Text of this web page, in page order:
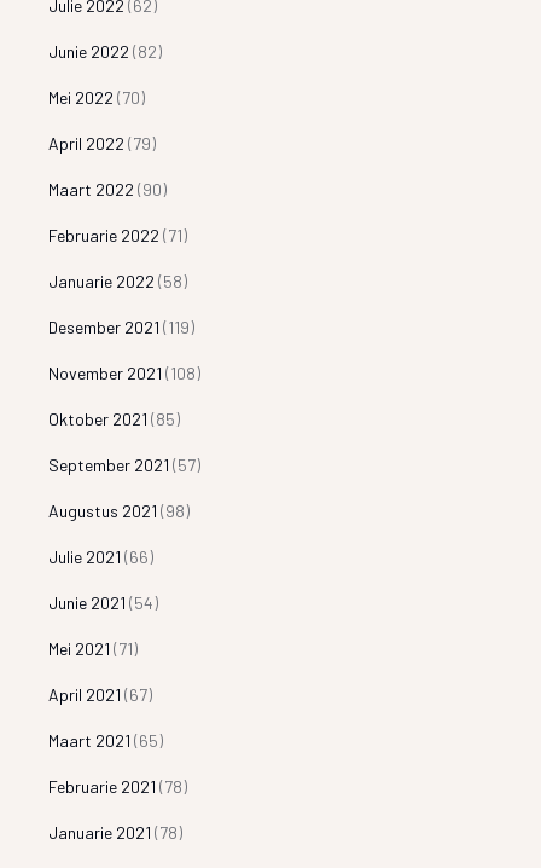
Julie 2022 (62)
Junie 2022 (82)
Mei 2022 (70)
April 2022 (79)
Maart 2022 (90)
Februarie 2022 (71)
Januarie 2022 (58)
Desember 2021 (119)
November 2021 (108)
Oktober 2021 (85)
September 2021 (57)
Augustus 2021 (98)
Julie 2021 (66)
Junie 2021 (54)
Mei 2021 (71)
April 2021 (67)
Maart 2021 (65)
Februarie 2021 (78)
Januarie 2021 (78)